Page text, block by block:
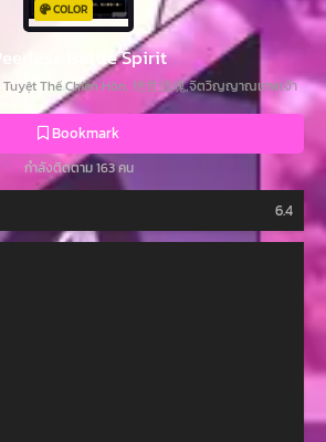
COLOR
Battle Spirit
Tuyệt Thế Chiến Hồn, 绝世战魂,จิตวิญญาณเทพเจ้า
Bookmark
กำลังติดตาม 163 คน
6.4